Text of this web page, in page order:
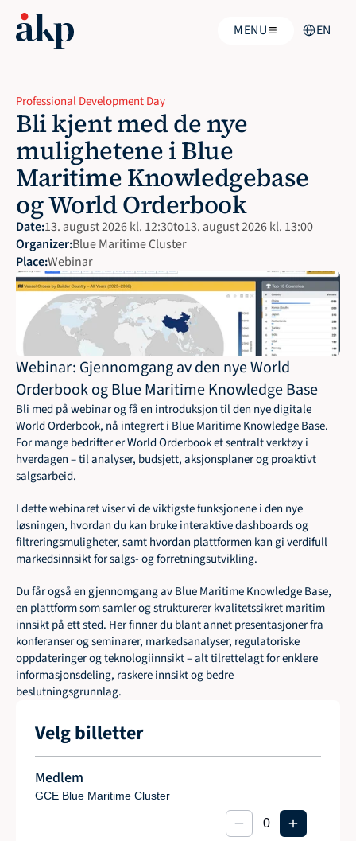
MENU EN
Professional Development Day
Bli kjent med de nye
mulighetene i Blue
Maritime Knowledgebase
og World Orderbook
Date:13. august 2026 kl. 12:30to13. august 2026 kl. 13:00
Organizer:Blue Maritime Cluster
Place:Webinar
Webinar: Gjennomgang av den nye World
Orderbook og Blue Maritime Knowledge Base
Bli med på webinar og få en introduksjon til den nye digitale
World Orderbook, nå integrert i Blue Maritime Knowledge Base.
For mange bedrifter er World Orderbook et sentralt verktøy i
hverdagen – til analyser, budsjett, aksjonsplaner og proaktivt
salgsarbeid.
I dette webinaret viser vi de viktigste funksjonene i den nye
løsningen, hvordan du kan bruke interaktive dashboards og
filtreringsmuligheter, samt hvordan plattformen kan gi verdifull
markedsinnsikt for salgs- og forretningsutvikling.
Du får også en gjennomgang av Blue Maritime Knowledge Base,
en plattform som samler og strukturerer kvalitetssikret maritim
innsikt på ett sted. Her finner du blant annet presentasjoner fra
konferanser og seminarer, markedsanalyser, regulatoriske
oppdateringer og teknologiinnsikt – alt tilrettelagt for enklere
informasjonsdeling, raskere innsikt og bedre
beslutningsgrunnlag.
Velg billetter
Medlem
GCE Blue Maritime Cluster